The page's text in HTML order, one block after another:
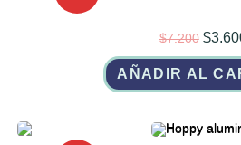
$7.200 El
era:
$
AÑADIR AL